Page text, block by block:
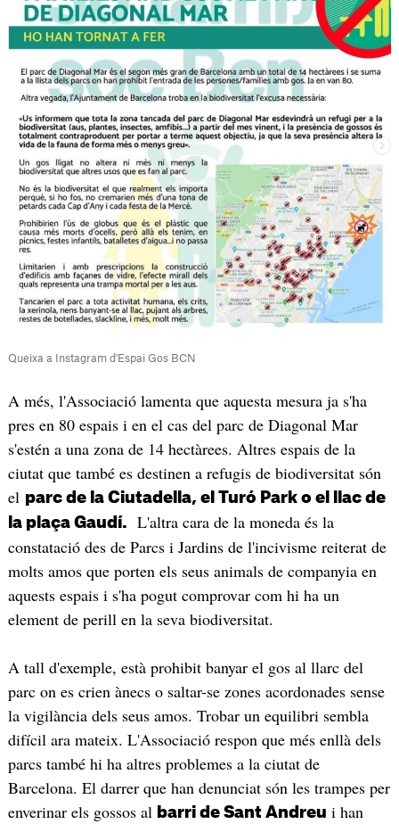
Queixa a Instagram d'Espai Gos BCN
A més, l'Associació lamenta que aquesta mesura ja s'ha
pres en 80 espais i en el cas del parc de Diagonal Mar
s'estén a una zona de 14 hectàrees. Altres espais de la
ciutat que també es destinen a refugis de biodiversitat són
el parc de la Ciutadella, el Turó Park o el llac de
la plaça Gaudí.
L'altra cara de la moneda és la
constatació des de Parcs i Jardins de l'incivisme reiterat de
molts amos que porten els seus animals de companyia en
aquests espais i s'ha pogut comprovar com hi ha un
element de perill en la seva biodiversitat.
A tall d'exemple, està prohibit banyar el gos al llarc del
parc on es crien ànecs o saltar-se zones acordonades sense
la vigilància dels seus amos. Trobar un equilibri sembla
difícil ara mateix. L'Associació respon que més enllà dels
parcs també hi ha altres problemes a la ciutat de
Barcelona. El darrer que han denunciat són les trampes per
enverinar els gossos al barri de Sant Andreu i han